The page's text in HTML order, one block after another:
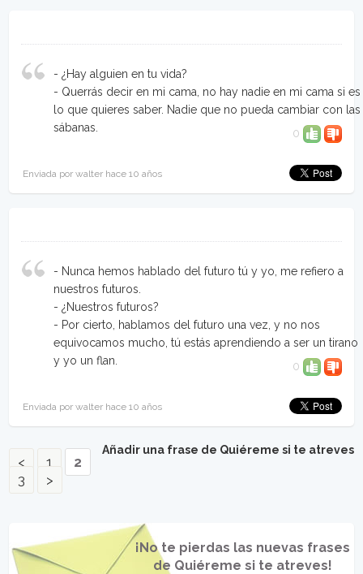
- ¿Hay alguien en tu vida?
- Querrás decir en mi cama, no hay nadie en mi cama si es
lo que quieres saber. Nadie que no pueda cambiar con las
sábanas.
0
Enviada por walter hace 10 años
- Nunca hemos hablado del futuro tú y yo, me refiero a
nuestros futuros.
- ¿Nuestros futuros?
- Por cierto, hablamos del futuro una vez, y no nos
equivocamos mucho, tú estás aprendiendo a ser un tirano
y yo un flan.
0
Enviada por walter hace 10 años
Añadir una frase de Quiéreme si te atreves
< 1
2
3
>
¡No te pierdas las nuevas frases
de Quiéreme si te atreves!